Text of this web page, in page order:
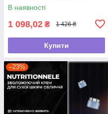
В наявності
1 098,02 ₴ 1 426 ₴
Купити
–23%